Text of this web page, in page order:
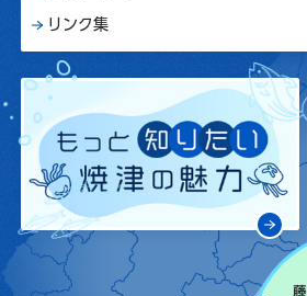
リンク集